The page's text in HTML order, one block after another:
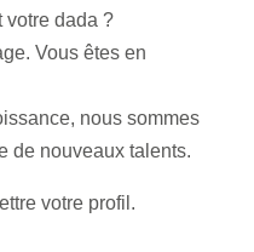
votre dada ?
Vous êtes en
nous sommes
de nouveaux talents.
votre profil.